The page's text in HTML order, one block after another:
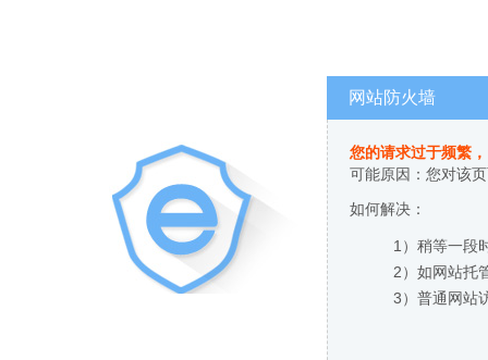
网站防火墙
您的请求过于频繁
可能原因：您对该
如何解决：
1）稍等一段
2）如网站托
3）普通网站